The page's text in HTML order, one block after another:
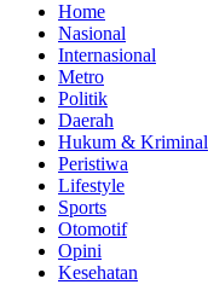
Home
Nasional
Internasional
Metro
Politik
Daerah
Hukum & Kriminal
Peristiwa
Lifestyle
Sports
Otomotif
Opini
Kesehatan